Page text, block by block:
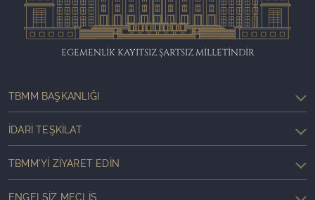
EGEMENLİK KAYITSIZ ŞARTSIZ MİLLETİNDİR
TBMM BAŞKANLIĞI
İDARI TEŞKILAT
TBMM'YI ZIYARET EDIN
ENGELSIZ MECLIS